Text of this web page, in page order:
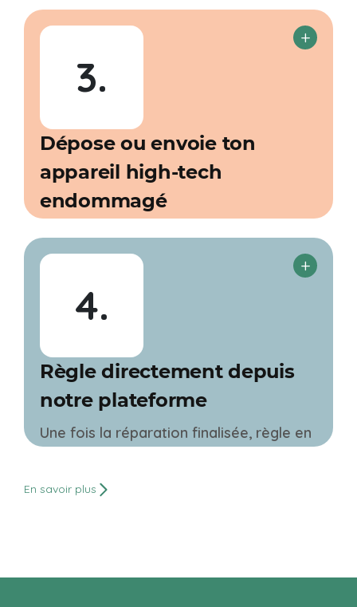
réparateur de ton choix et prends
plateforme.
3.
Dépose ou envoie ton
appareil high-tech
endommagé
Le réparateur s’occupe de ton
compagnon et tu le récupères comme
chaque étape de ta réparation pour une
transparence à toute épreuve.
4.
Règle directement depuis
notre plateforme
Une fois la réparation finalisée, règle en
En savoir plus